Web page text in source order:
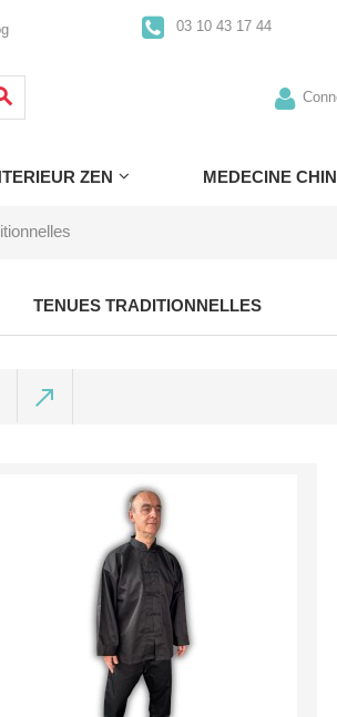
03 10 43 17 44
ZEN MEDECINE
TENUES TRADITIONNELLES